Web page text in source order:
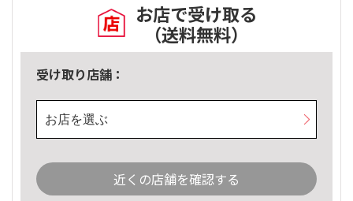
お店で受け取る
（送料無料）
受け取り店舗：
お店を選ぶ
近くの店舗を確認する